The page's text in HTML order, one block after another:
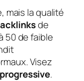
mais la qualité
de
50 de faible
Visez
progressive.